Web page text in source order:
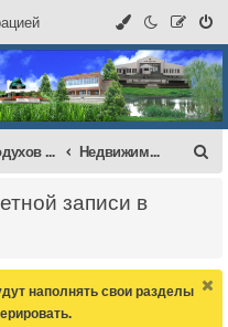
ацией
Богодухов Балка Недвижимость
к
записи в
наполнять свои разделы